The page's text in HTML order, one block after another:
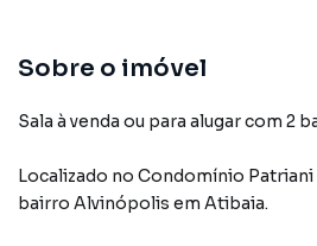
Elevador
Porcelanato
Sobre o imóvel
Sala à venda ou para alugar com 2
Localizado no Condomínio
bairro Alvinópolis em Atibaia.